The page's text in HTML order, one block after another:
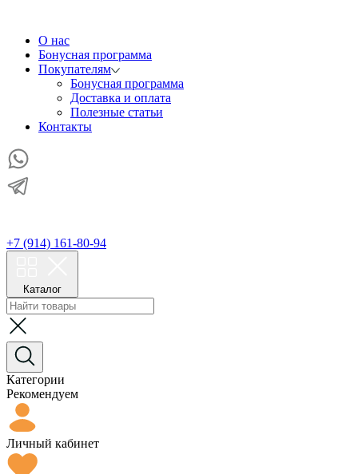
О нас
Бонусная программа
Покупателям
Бонусная программа
Доставка и оплата
Полезные статьи
Контакты
+7 (914) 161-80-94
Каталог
Категории
Рекомендуем
Личный кабинет